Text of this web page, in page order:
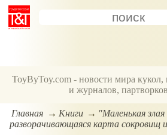
ToyByToy.com - новости мира кукол,
и журналов,
Главная Книги
"Маленькая
разворачивающаяся карта сокровищ